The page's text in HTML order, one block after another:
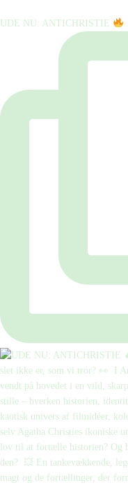
UDE NU: ANTICHRISTIE